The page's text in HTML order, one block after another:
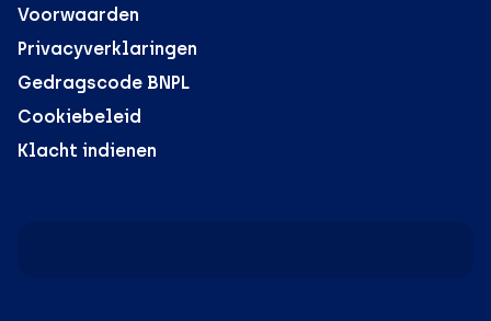
Voorwaarden
Privacyverklaringen
Gedragscode BNPL
Cookiebeleid
Klacht indienen